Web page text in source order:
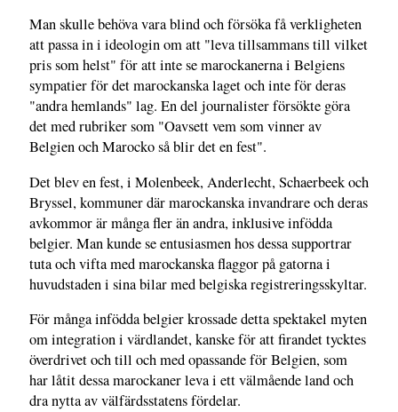
Man skulle behöva vara blind och försöka få verkligheten
att passa in i ideologin om att "leva tillsammans till vilket
pris som helst" för att inte se marockanerna i Belgiens
sympatier för det marockanska laget och inte för deras
"andra hemlands" lag. En del journalister försökte göra
det med rubriker som "Oavsett vem som vinner av
Belgien och Marocko så blir det en fest".
Det blev en fest, i Molenbeek, Anderlecht, Schaerbeek och
Bryssel, kommuner där marockanska invandrare och deras
avkommor är många fler än andra, inklusive infödda
belgier. Man kunde se entusiasmen hos dessa supportrar
tuta och vifta med marockanska flaggor på gatorna i
huvudstaden i sina bilar med belgiska registreringsskyltar.
För många infödda belgier krossade detta spektakel myten
om integration i värdlandet, kanske för att firandet tycktes
överdrivet och till och med opassande för Belgien, som
har låtit dessa marockaner leva i ett välmående land och
dra nytta av välfärdsstatens fördelar.